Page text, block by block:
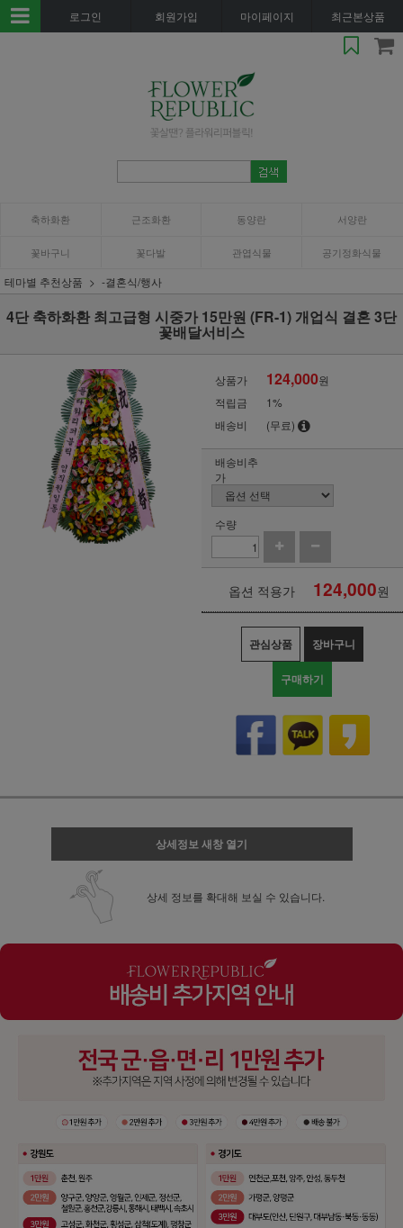
로그인 회원가입 마이페이지 최근본상품
축하화환 근조화환 동양란 서양란
꽃바구니 꽃다발 관엽식물 공기정화식물
테마별 추천상품 -결혼식/행사
4단 축하화환 최고급형 시중가 15만원 (FR-1) 개업식 결혼 3단
꽃배달서비스
상품가 124,000원
적립금
1%
배송비
(무료)
배송비추
가
수량
옵션 적용가 124,000원
관심상품 장바구니
구매하기
상세정보 새창 열기
상세 정보를 확대해 보실 수 있습니다.